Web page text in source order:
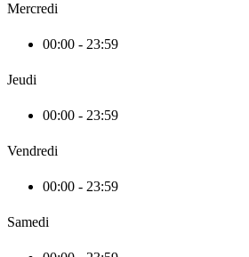
Mercredi
00:00 - 23:59
Jeudi
00:00 - 23:59
Vendredi
00:00 - 23:59
Samedi